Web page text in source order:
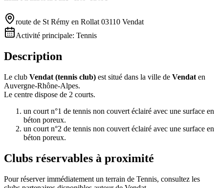
route de St Rémy en Rollat 03110 Vendat
Activité principale: Tennis
Description
Le club Vendat (tennis club) est situé dans la ville de Vendat en
Auvergne-Rhône-Alpes.
Le centre dispose de 2 courts.
un court n°1 de tennis non couvert éclairé avec une surface en
béton poreux.
un court n°2 de tennis non couvert éclairé avec une surface en
béton poreux.
Clubs réservables à proximité
Pour réserver immédiatement un terrain de Tennis, consultez les